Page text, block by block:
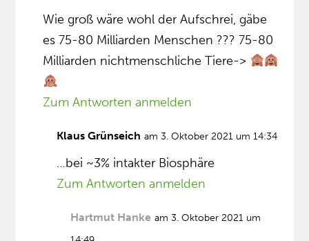
Wie groß wäre wohl der Aufschrei, gäbe
es 75-80 Milliarden Menschen ??? 75-80
Milliarden nichtmenschliche Tiere->
Zum Antworten anmelden
Klaus Grünseich am 3. Oktober 2021 um 14:34
…bei ~3% intakter Biosphäre
Zum Antworten anmelden
Hartmut Hanke am 3. Oktober 2021 um